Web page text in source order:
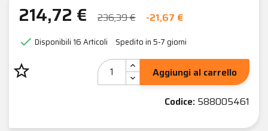
214,72 € 236,39 € -21,67 €
 Disponibili 16 Articoli Spedito in 5-7 giorni
star_border
Aggiungi al carrello
Codice: 588005461